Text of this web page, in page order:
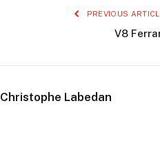
PREVIOUS
V8
Christophe Labedan